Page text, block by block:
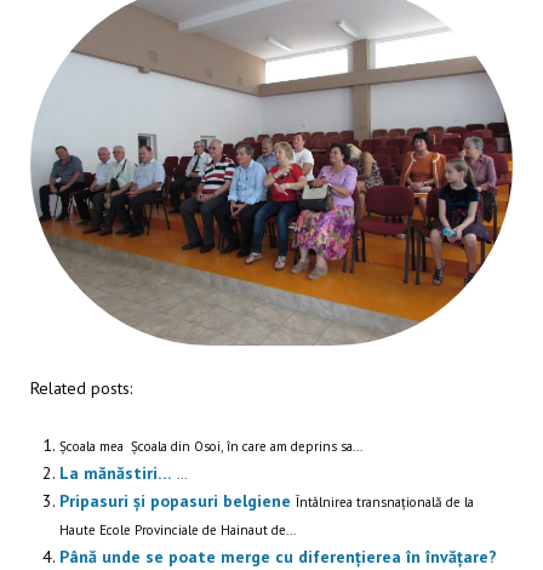
Related posts:
Școala mea Școala din Osoi, în care am deprins sa...
La mănăstiri… ...
Pripasuri și popasuri belgiene Întâlnirea transnațională de la
Haute Ecole Provinciale de Hainaut de...
Până unde se poate merge cu diferențierea în învățare?